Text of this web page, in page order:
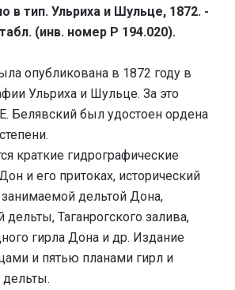
в тип. Ульриха и Шульце, 1872. -
табл. (инв. номер Р 194.020).
опубликована в 1872 году в
Ульриха и Шульце. За это
Белявский был удостоен ордена
краткие гидрографические
и его притоках, исторический
занимаемой дельтой Дона,
дельты, Таганрогского залива,
гирла Дона и др. Издание
и пятью планами гирл и